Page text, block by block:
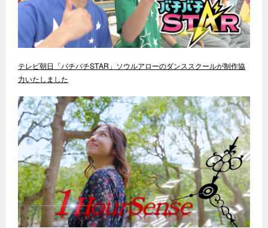
テレビ朝日「バチバチSTAR」ソウルアローのダンススクールが制作協
力いたしました